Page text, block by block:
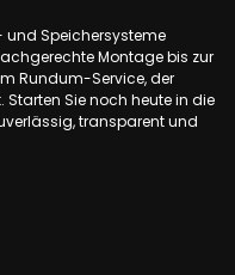
und Speichersysteme
Montage bis zur
Rundum-Service, der
Sie noch heute in die
transparent und